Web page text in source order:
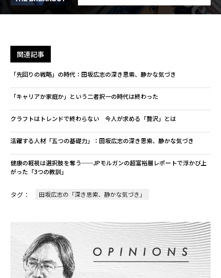
関連記事
「先回りの戦略」の時代：田坂広志の深き思索、静かな気づき
「キャリアか家庭か」という二者択一の時代は終わった
クラフトはトレンドで終わらない 今人が求める「贅沢」とは
活躍する人材「五つの基礎力」：田坂広志の深き思索、静かな気づき
健康の軽視は選択肢を奪う──JPモルガンの超富裕層レポートで浮かび上
がった「3つの教訓」
タグ： 田坂広志の「深き思索、静かな気づき」